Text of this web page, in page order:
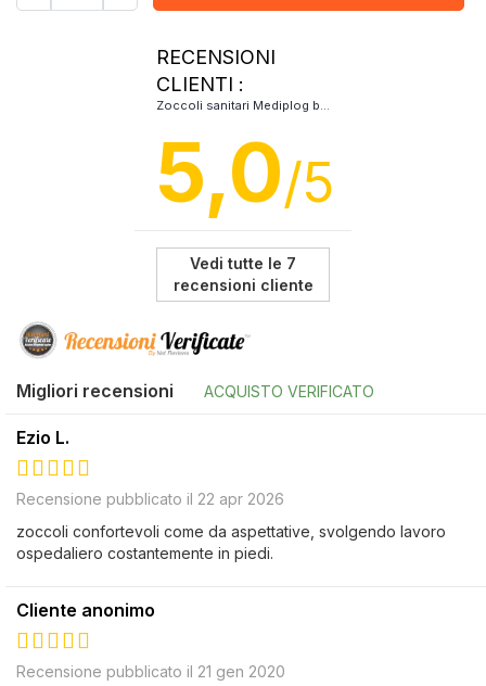
RECENSIONI
CLIENTI :
5,0/5
Vedi tutte le 7
recensioni cliente
Migliori recensioni ACQUISTO VERIFICATO
Ezio L.
100%
Recensione pubblicato il 22 apr 2026
zoccoli confortevoli come da aspettative, svolgendo lavoro
ospedaliero costantemente in piedi.
Cliente anonimo
100%
Recensione pubblicato il 21 gen 2020